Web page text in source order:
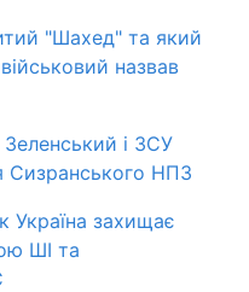
"Шахед" та який
назвав
і ЗСУ
Сизранського НПЗ
Україна захищає
ШІ та